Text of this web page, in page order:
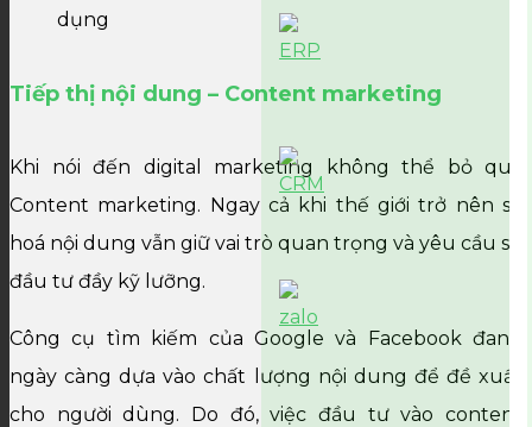
dụng
Tiếp thị nội dung – Content marketing
Khi nói đến digital marketing không thể bỏ qua
Content marketing. Ngay cả khi thế giới trở nên số
hoá nội dung vẫn giữ vai trò quan trọng và yêu cầu sự
đầu tư đầy kỹ lưỡng.
Công cụ tìm kiếm của Google và Facebook đang
ngày càng dựa vào chất lượng nội dung để đề xuất
cho người dùng. Do đó, việc đầu tư vào content